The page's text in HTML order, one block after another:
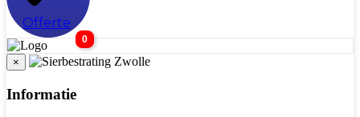
Offerte
0
×
Informatie